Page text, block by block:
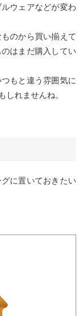
ウェアなどが変わ
のから買い揃えて
はまだ購入してい
もと違う雰囲気に
しれませんね。
に置いておきたい